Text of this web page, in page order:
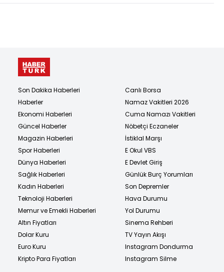
Son Dakika Haberleri
Haberler
Ekonomi Haberleri
Güncel Haberler
Magazin Haberleri
Spor Haberleri
Dünya Haberleri
Sağlık Haberleri
Kadın Haberleri
Teknoloji Haberleri
Memur ve Emekli Haberleri
Altın Fiyatları
Dolar Kuru
Euro Kuru
Kripto Para Fiyatları
Canlı Borsa
Namaz Vakitleri 2026
Cuma Namazı Vakitleri
Nöbetçi Eczaneler
İstiklal Marşı
E Okul VBS
E Devlet Giriş
Günlük Burç Yorumları
Son Depremler
Hava Durumu
Yol Durumu
Sinema Rehberi
TV Yayın Akışı
Instagram Dondurma
Instagram Silme